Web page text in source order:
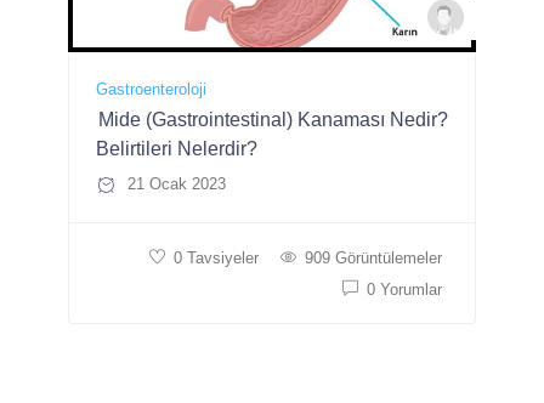
Gastroenteroloji
Mide (Gastrointestinal) Kanaması Nedir?
Belirtileri Nelerdir?
21 Ocak 2023
0 Tavsiyeler
909 Görüntülemeler
0 Yorumlar